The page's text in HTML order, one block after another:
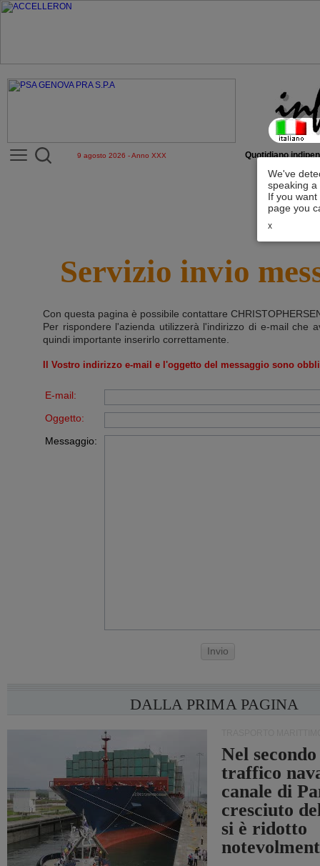
We've
speaking
If you
page you
x
9 agosto 2026 - Anno XXX Quotidiano
Servizio invio
Con questa pagina è possibile contattare
Per rispondere l'azienda utilizzerà l'indirizzo di e-mail che
quindi importante inserirlo correttamente.
Il Vostro indirizzo e-mail e l'oggetto del messaggio sono
E-mail:
Oggetto:
Messaggio:
Invio
DALLA PRIMA PAGINA
Nel
traffico
canale di
cresciuto
si è ridotto